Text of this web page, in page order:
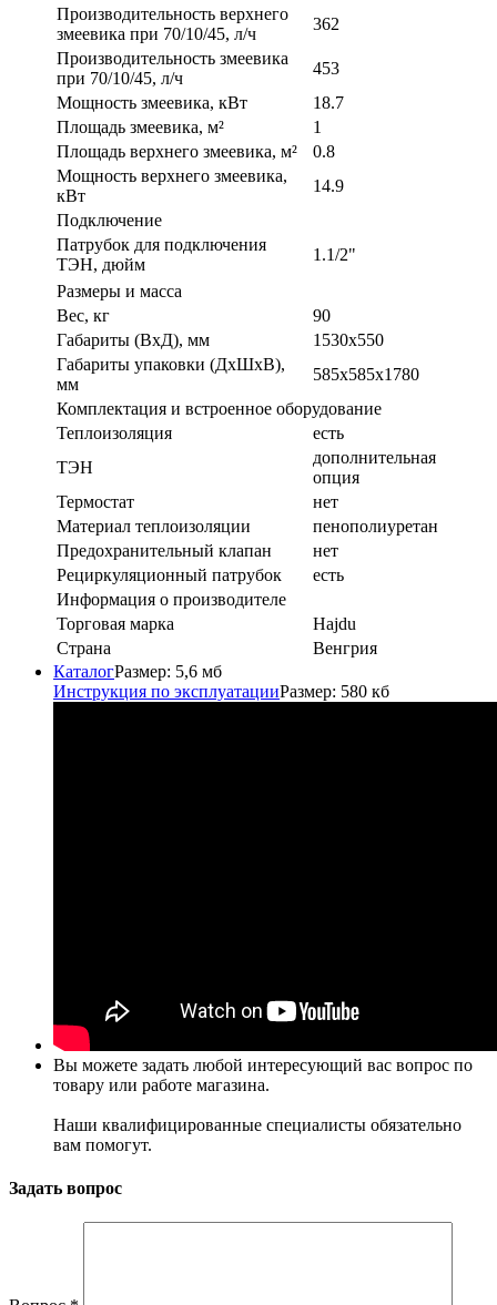
Производительность верхнего
змеевика при 70/10/45, л/ч
362
Производительность змеевика
при 70/10/45, л/ч
453
Мощность змеевика, кВт
18.7
Площадь змеевика, м²
1
Площадь верхнего змеевика, м²
0.8
Мощность верхнего змеевика,
кВт
14.9
Подключение
Патрубок для подключения
ТЭН, дюйм
1.1/2"
Размеры и масса
Вес, кг
90
Габариты (ВхД), мм
1530x550
Габариты упаковки (ДxШxВ),
мм
585x585x1780
Комплектация и встроенное оборудование
Теплоизоляция
есть
ТЭН
дополнительная
опция
Термостат
нет
Материал теплоизоляции
пенополиуретан
Предохранительный клапан
нет
Рециркуляционный патрубок
есть
Информация о производителе
Торговая марка
Hajdu
Страна
Венгрия
КаталогРазмер: 5,6 мб
Инструкция по эксплуатацииРазмер: 580 кб
Вы можете задать любой интересующий вас вопрос по
товару или работе магазина.
Наши квалифицированные специалисты обязательно
вам помогут.
Задать вопрос